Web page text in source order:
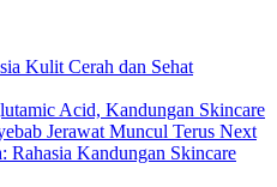
Acid, Kandungan Skincare
Next
Rahasia Kandungan Skincare